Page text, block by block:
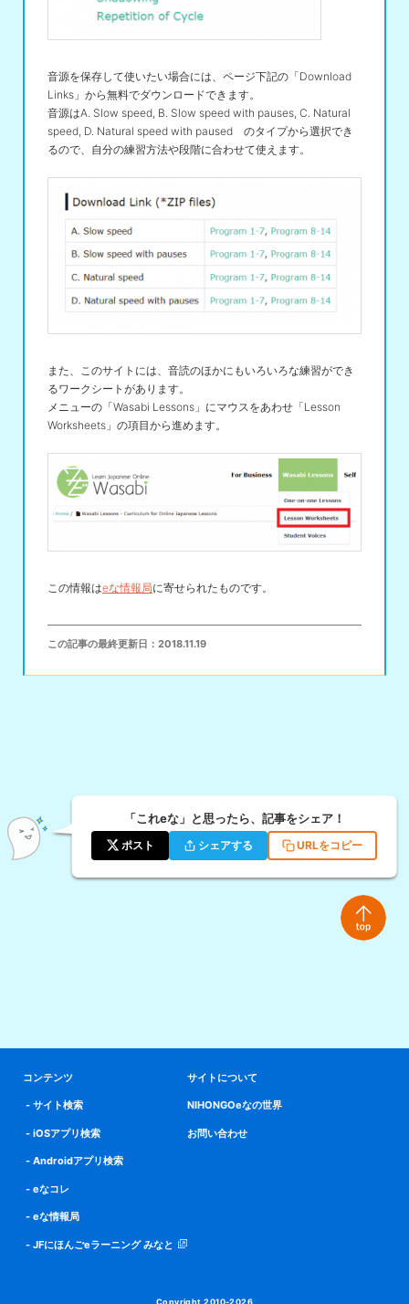
音源を保存して使いたい場合には、ページ下記の「Download
Links」から無料でダウンロードできます。
音源はA. Slow speed, B. Slow speed with pauses, C. Natural
speed, D. Natural speed with paused のタイプから選択でき
るので、自分の練習方法や段階に合わせて使えます。
また、このサイトには、音読のほかにもいろいろな練習ができ
るワークシートがあります。
メニューの「Wasabi Lessons」にマウスをあわせ「Lesson
Worksheets」の項目から進めます。
この情報はeな情報局に寄せられたものです。
この記事の最終更新日： 2018.11.19
「これeな」と思ったら、記事をシェア！
ポスト シェアする URLをコピー
コンテンツ
サイト検索
iOSアプリ検索
Androidアプリ検索
eなコレ
eな情報局
JFにほんごeラーニング みなと
サイトについて
NIHONGOeなの世界
お問い合わせ
Copyright 2010-2026